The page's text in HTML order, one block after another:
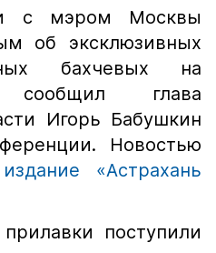
с мэром Москвы
об эксклюзивных
бахчевых на
сообщил глава
Игорь Бабушкин
Новостью
«Астрахань
поступили